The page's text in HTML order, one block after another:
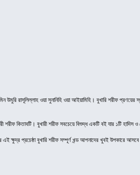
ওয়া সুনানিহি ওয়া আইয়ামিহি। বুখারি শরীফ প্রণয়ের
কিতাবটি। বুখারী শরীফ সবচেয়ে বিশুদ্ধ একটি বই যার ১টি
প্রচেষ্ঠা বুখারি শরীফ সম্পূর্ণ খন্ড আপনাদের খুবই উপকারে